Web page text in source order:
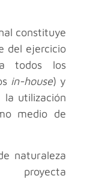
constituye
del ejercicio
todos los
in-house) y
la utilización
medio de
naturaleza